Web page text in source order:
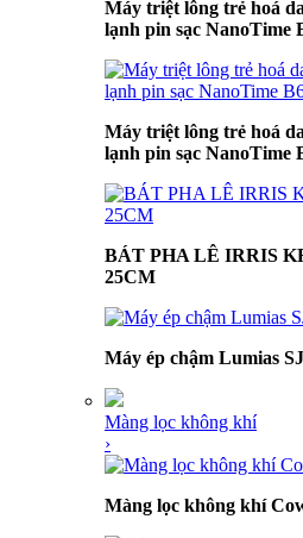
Máy triệt lông trẻ hoá
lạnh pin sạc NanoTime
Máy triệt lông trẻ hoá
lạnh pin sạc NanoTime
BÁT PHA LÊ IRRIS
25CM
Máy ép chậm Lumias
Màng lọc không khí
›
Màng lọc không khí